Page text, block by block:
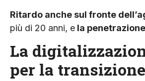
Ritardo anche sul fronte
più di 20 anni, e la
La
per la